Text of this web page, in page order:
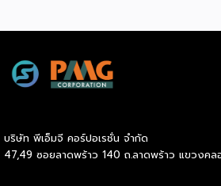
ทางธุรกิจอย่างใกล้ชิดตลอดระยะเวลาสั
และร่วมแก้ปัญหาต่างๆ ทำให้ผู้ลงทุนมั่นใจ
เส้นทางธุรกิจเพียงลำพัง เหตุผลประกา
ให้คำปรึกษาด้านการบริหารการเงิน การป
จ่าย ตลอดจนการจัดการสต๊อกสินค้าอย่า
การเงินของร้านมีสภาพคล่องที่ดี เพิ่มโอ
DAAT ชี้ว่าผู้เชี่ยวชาญแนะนำให้ธุรกิจจัด
ไว้สำหรับการสร้างแบรนด์ (Brand
Top of Mind ของผู้บริโภคจะเป็นฝ่ายได้
กลับมาคึกคักอีกครั้ง นี่คือจุดที่เครื่องมื
บริษัท พีเอ็มจี คอร์ปอเรชั่น จำกัด
47,49 ซอยลาดพร้าว 140 ถ.ลาดพร้าว แขวงคล